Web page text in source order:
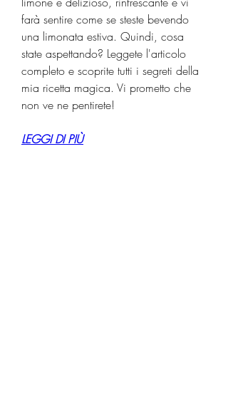
farà sentire come se steste bevendo
una limonata estiva. Quindi, cosa
state aspettando? Leggete l'articolo
completo e scoprite tutti i segreti della
mia ricetta magica. Vi prometto che
non ve ne pentirete!
LEGGI DI PIÙ